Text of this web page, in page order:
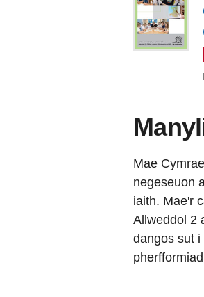
Mae
negeseuon
iaith. Mae'r
Allweddol 2
dangos sut i